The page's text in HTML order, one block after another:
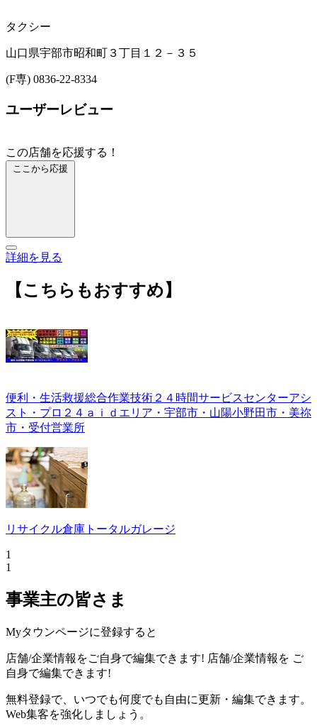
タクシー
山口県宇部市昭和町３丁目１２－３５
(F専) 0836-22-8334
ユーザーレビュー
この店舗を応援する！
ここから応援
詳細を見る
【こちらもおすすめ】
便利・生活救援総合作業技術２４時間サービスセンターアシ
スト・プロ２４ａｉｄエリア・宇部市・山陽小野田市・美祢
市・受付営業所
リサイクル倉庫トータルガレージ
1
1
事業主の皆さま
Myタウンページに登録すると
店舗/企業情報をご自身で編集できます! 店舗/企業情報を ご
自身で編集できます!
無料登録で、いつでも何度でも自由に更新・編集できます。
Web集客を強化しましょう。